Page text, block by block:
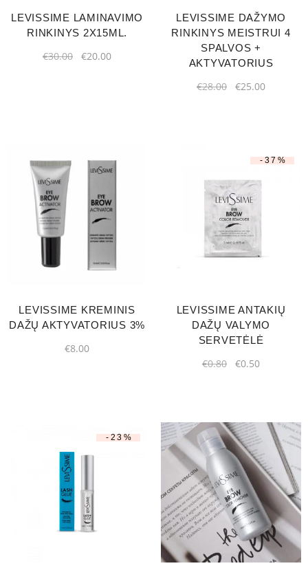
LEVISSIME LAMINAVIMO
RINKINYS 2X15ML.
€30.00 €20.00
LEVISSIME DAŽYMO
RINKINYS MEISTRUI 4
SPALVOS +
AKTYVATORIUS
€28.00 €25.00
LEVISSIME KREMINIS
DAŽŲ AKTYVATORIUS 3%
€8.00
-37%
LEVISSIME ANTAKIŲ
DAŽŲ VALYMO
SERVETĖLĖ
€0.80 €0.50
-23%